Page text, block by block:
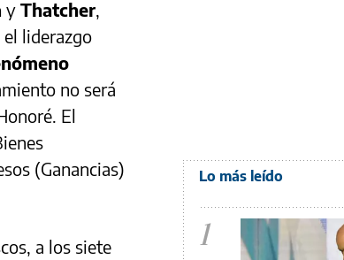
y Thatcher,
liderazgo
no será
El
(Ganancias)
a los siete
Lo más leído
1